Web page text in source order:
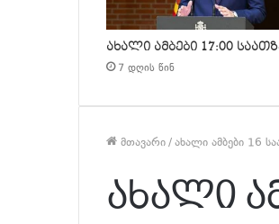
ახალი ამბები 17:00
7 დღის წინ
მთავარი/ახალი ამბები 16
ახალი